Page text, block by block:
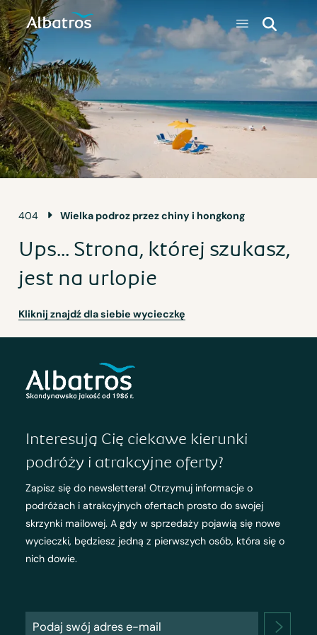
404 Wielka podroz przez chiny i hongkong
Ups... Strona, której szukasz,
jest na urlopie
Kliknij znajdź dla siebie wycieczkę
Interesują Cię ciekawe kierunki
podróży i atrakcyjne oferty?
Zapisz się do newslettera! Otrzymuj informacje o
podróżach i atrakcyjnych ofertach prosto do swojej
skrzynki mailowej. A gdy w sprzedaży pojawią się nowe
wycieczki, będziesz jedną z pierwszych osób, która się o
nich dowie.